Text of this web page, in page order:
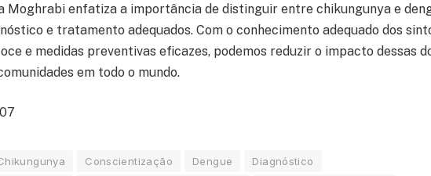
Moghrabi enfatiza a importância de distinguir entre chikungunya e
e tratamento adequados. Com o conhecimento adequado dos
e medidas preventivas eficazes, podemos reduzir o impacto dessas
em todo o mundo.
Conscientização Dengue
Diagnóstico